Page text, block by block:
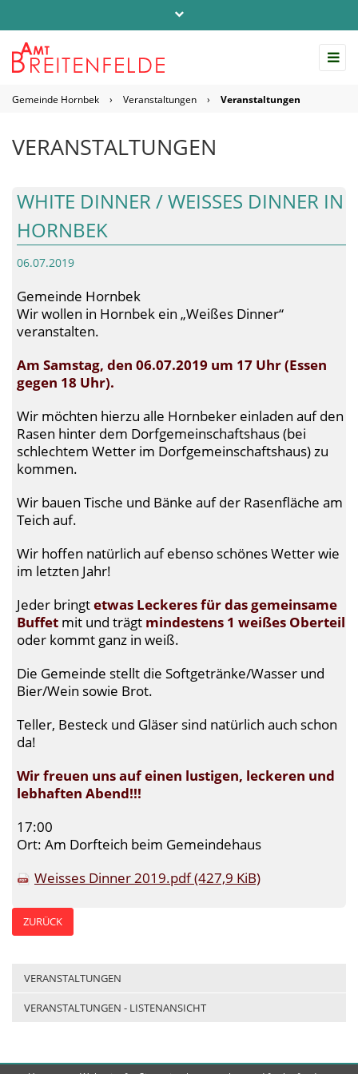
info@amt-breitenfelde.de
Gemeinde Hornbek › Veranstaltungen › Veranstaltungen
VERANSTALTUNGEN
WHITE DINNER / WEISSES DINNER IN H
ORNBEK
06.07.2019
Gemeinde Hornbek
Wir wollen in Hornbek ein „Weißes Dinner“
veranstalten.
Am Samstag, den 06.07.2019 um 17 Uhr (Essen
gegen 18 Uhr).
Wir möchten hierzu alle Hornbeker einladen auf den
Rasen hinter dem Dorfgemeinschaftshaus (bei
schlechtem Wetter im Dorfgemeinschaftshaus) zu
kommen.
Wir bauen Tische und Bänke auf der Rasenfläche am
Teich auf.
Wir hoffen natürlich auf ebenso schönes Wetter wie
im letzten Jahr!
Jeder bringtetwas Leckeres für das gemeinsame
Buffet mit und trägt mindestens 1 weißes Oberteil
oder kommt ganz in weiß.
Die Gemeinde stellt die Softgetränke/Wasser und
Bier/Wein sowie Brot.
Teller, Besteck und Gläser sind natürlich auch schon
da!
Wir freuen uns auf einen lustigen, leckeren und
lebhaften Abend!!!
17:00
Ort: Am Dorfteich beim Gemeindehaus
Weisses Dinner 2019.pdf(427,9 KiB)
ZURÜCK
VERANSTALTUNGEN
VERANSTALTUNGEN - LISTENANSICHT